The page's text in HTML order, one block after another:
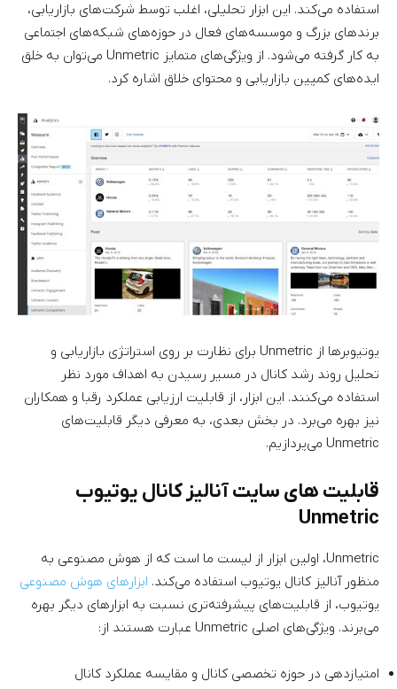
استفاده می‌کند. این ابزار تحلیلی، اغلب توسط شرکت‌های بازاریابی،
برندهای بزرگ و موسسه‌های فعال در حوزه‌های شبکه‌های اجتماعی
به کار گرفته می‌شود. از ویژگی‌های متمایز Unmetric می‌توان به خلق
ایده‌های کمپین بازاریابی و محتوای خلاق اشاره کرد.
یوتیوبرها از Unmetric برای نظارت بر روی استراتژی بازاریابی و
تحلیل روند رشد کانال در مسیر رسیدن به اهداف مورد نظر
استفاده می‌کنند. این ابزار، از قابلیت ارزیابی عملکرد رقبا و همکاران
نیز بهره می‌برد. در بخش بعدی، به معرفی دیگر قابلیت‌های
Unmetric می‌پردازیم.
قابلیت های سایت آنالیز کانال یوتیوب
Unmetric
Unmetric، اولین ابزار از لیست ما است که از هوش مصنوعی به
منظور آنالیز کانال یوتیوب استفاده می‌کند. ابزارهای هوش مصنوعی
یوتیوب، از قابلیت‌های پیشرفته‌تری نسبت به ابزارهای دیگر بهره
می‌برند. ویژگی‌های اصلی Unmetric عبارت هستند از:
امتیازدهی در حوزه تخصصی کانال و مقایسه عملکرد کانال